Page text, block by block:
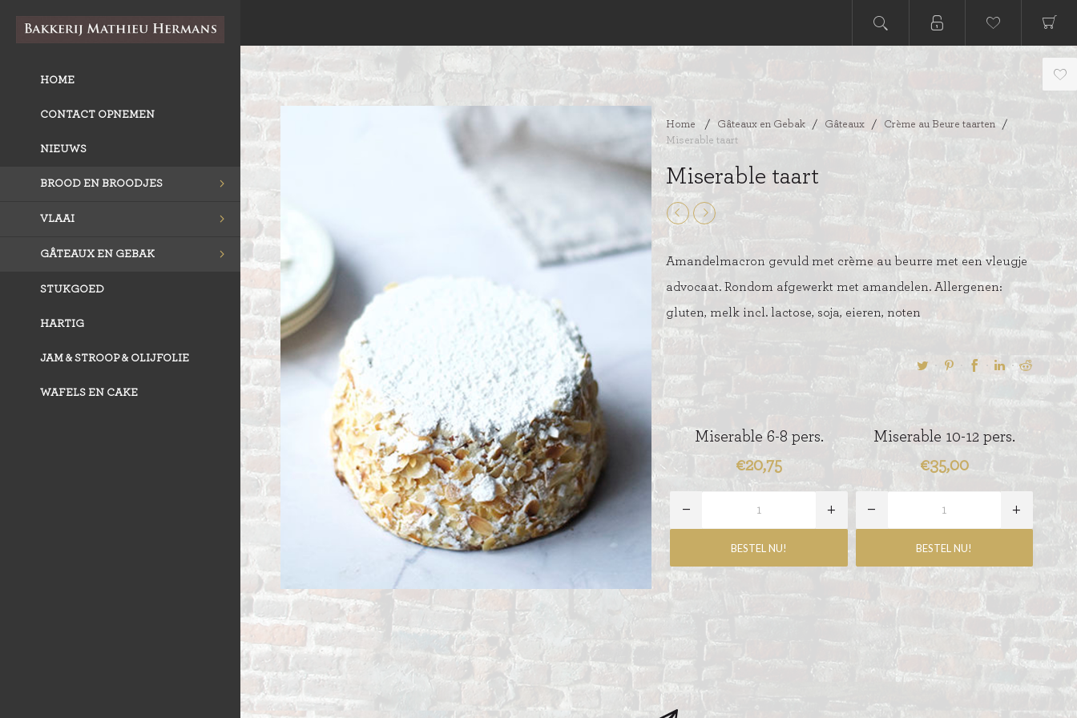
HOME
CONTACT OPNEMEN
NIEUWS
BROOD EN BROODJES
VLOERBROOD
ZUURDESEM BROOD
BUSBRODEN
GEVULD BROOD
STOKBROOD
VLAAI
VLAAI TRADITIONEEL
RIJSTEVLAAI
KRUIMELVLAAI
VLAAI RASTER
SEIZOEN VLAAI
GÂTEAUX EN GEBAK
GEBAKJES
SLAGROOMTAARTEN
CRÈME AU BEURE
TAARTEN
MOKKA TAARTEN
MERENGUE TAARTEN
ROYAL TAARTEN
BAVAROISE TAARTEN
STUKGOED
HARTIG
JAM & STROOP & OLIJFOLIE
WAFELS EN CAKE
Home / Gâteaux en Gebak / Gâteaux / Crème au Beure taarten
/
Miserable taart
Miserable taart
Amandelmacron gevuld met crème au beurre met een vleugje
advocaat. Rondom afgewerkt met amandelen. Allergenen:
gluten, melk incl. lactose, soja, eieren, noten
Miserable 6-8 pers.
€20,75
Miserable 10-12 pers.
€35,00